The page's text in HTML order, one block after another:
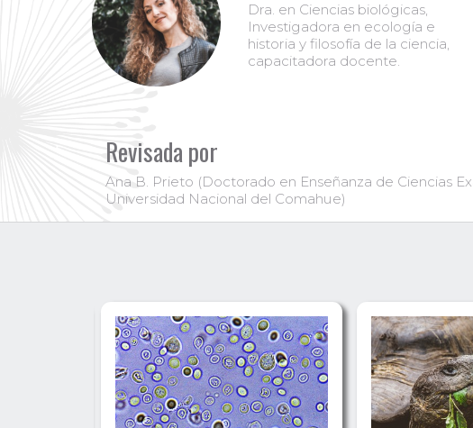
Dra. en Ciencias biológicas,
Investigadora en ecología e
historia y filosofía de la ciencia,
capacitadora docente.
Revisada por
Ana B. Prieto (Doctorado en Enseñanza de Ciencias
Universidad Nacional del Comahue)